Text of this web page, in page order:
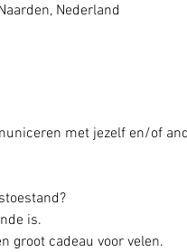
Nederland
met jezelf en/of
is.
groot cadeau voor velen.